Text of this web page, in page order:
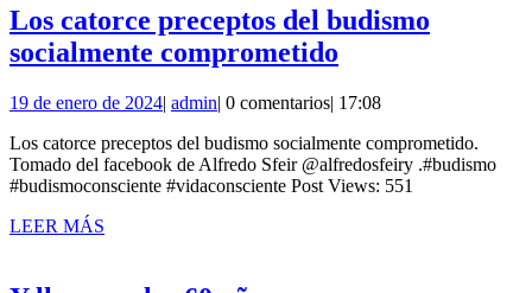
(Chile)
Los catorce preceptos del budismo
socialmente comprometido
preceptos
del
budismo
19 de enero de 202419
enero
de
2024
| adminadmin
| 0 comentarios| 17:08
Los catorce preceptos del budismo socialmente comprometido.
Tomado del facebook de Alfredo Sfeir @alfredosfeiry .#budismo
#budismoconsciente #vidaconsciente Post Views: 551
LEER MÁS